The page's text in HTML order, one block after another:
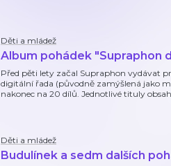
Děti a mládež
Album pohádek "Supraphon
Před pěti lety začal Supraphon vydávat
digitální řada (původně zamýšlená jako
nakonec na 20 dílů. Jednotlivé tituly
Děti a mládež
Budulínek a sedm dalších